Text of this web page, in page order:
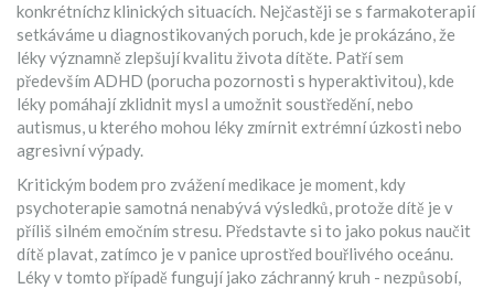
konkrétníchz klinických situacích. Nejčastěji se s farmakoterapií
setkáváme u diagnostikovaných poruch, kde je prokázáno, že
léky významně zlepšují kvalitu života dítěte. Patří sem
především ADHD (porucha pozornosti s hyperaktivitou), kde
léky pomáhají zklidnit mysl a umožnit soustředění, nebo
autismus, u kterého mohou léky zmírnit extrémní úzkosti nebo
agresivní výpady.
Kritickým bodem pro zvážení medikace je moment, kdy
psychoterapie samotná nenabývá výsledků, protože dítě je v
příliš silném emočním stresu. Představte si to jako pokus naučit
dítě plavat, zatímco je v panice uprostřed bouřlivého oceánu.
Léky v tomto případě fungují jako záchranný kruh - nezpůsobí,